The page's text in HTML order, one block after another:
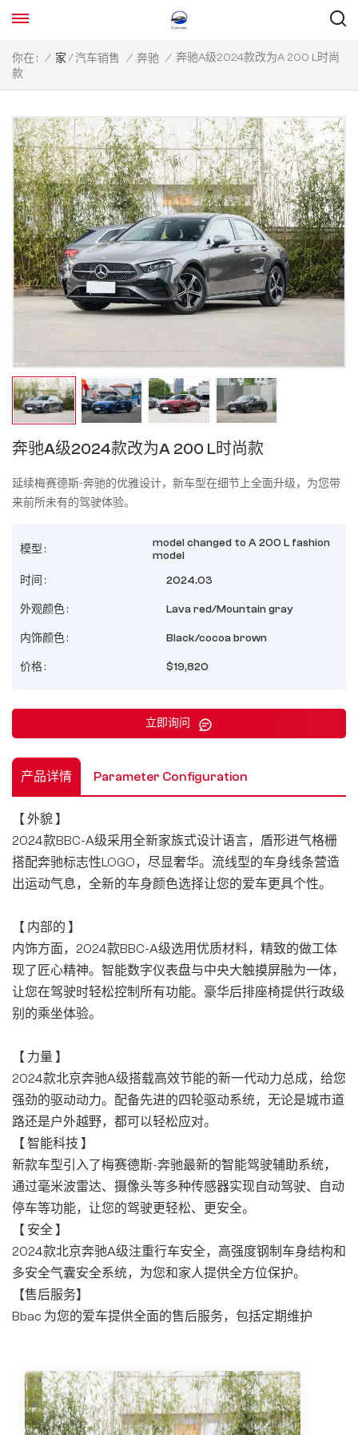
你在 : / 家 / 汽车销售 / 奔驰 / 奔驰A级2024款改为A 200 L时尚
款
奔驰A级2024款改为A 200 L时尚款
延续梅赛德斯-奔驰的优雅设计，新车型在细节上全面升级，为您带
来前所未有的驾驶体验。
模型 :
model changed to A 200 L fashion
model
时间 :
2024.03
外观颜色 : Lava red/Mountain gray
内饰颜色 : Black/cocoa brown
价格 : $19,820
立即询问
产品详情 Parameter Configuration
【 外貌 】
2024款BBC-A级采用全新家族式设计语言，盾形进气格栅
搭配奔驰标志性LOGO，尽显奢华。流线型的车身线条营造
出运动气息，全新的车身颜色选择让您的爱车更具个性。
【 内部的 】
内饰方面，2024款BBC-A级选用优质材料，精致的做工体
现了匠心精神。智能数字仪表盘与中央大触摸屏融为一体，
让您在驾驶时轻松控制所有功能。豪华后排座椅提供行政级
别的乘坐体验。
【 力量 】
2024款北京奔驰A级搭载高效节能的新一代动力总成，给您
强劲的驱动动力。配备先进的四轮驱动系统，无论是城市道
路还是户外越野，都可以轻松应对。
【 智能科技 】
新款车型引入了梅赛德斯-奔驰最新的智能驾驶辅助系统，
通过毫米波雷达、摄像头等多种传感器实现自动驾驶、自动
停车等功能，让您的驾驶更轻松、更安全。
【 安全 】
2024款北京奔驰A级注重行车安全，高强度钢制车身结构和
多安全气囊安全系统，为您和家人提供全方位保护。
【售后服务】
Bbac 为您的爱车提供全面的售后服务，包括定期维护